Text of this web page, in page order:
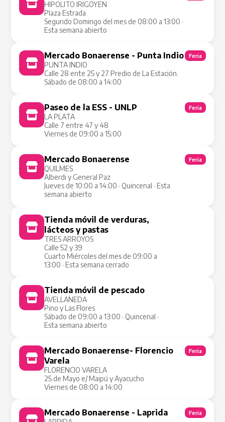
HIPOLITO IRIGOYEN
Plaza Estrada
Segundo Domingo del mes de 08:00 a 13:00 ·
Esta semana abierto
Mercado Bonaerense - Punta Indio
PUNTA INDIO
Calle 28 ente 25 y 27 Predio de La Estación.
Sábado de 08:00 a 14:00
Feria
Paseo de la ESS - UNLP
LA PLATA
Calle 7 entre 47 y 48
Viernes de 09:00 a 15:00
Feria
Mercado Bonaerense
QUILMES
Alberdi y General Paz
Jueves de 10:00 a 14:00 · Quincenal · Esta
semana abierto
Feria
Tienda móvil de verduras,
lácteos y pastas
TRES ARROYOS
Calle 52 y 39
Cuarto Miércoles del mes de 09:00 a
13:00 · Esta semana cerrado
Tienda móvil de pescado
AVELLANEDA
Pino y Las Flores
Sábado de 09:00 a 13:00 · Quincenal ·
Esta semana abierto
Mercado Bonaerense- Florencio
Varela
FLORENCIO VARELA
25 de Mayo e/ Maipú y Ayacucho
Viernes de 08:00 a 14:00
Feria
Mercado Bonaerense - Laprida Feria